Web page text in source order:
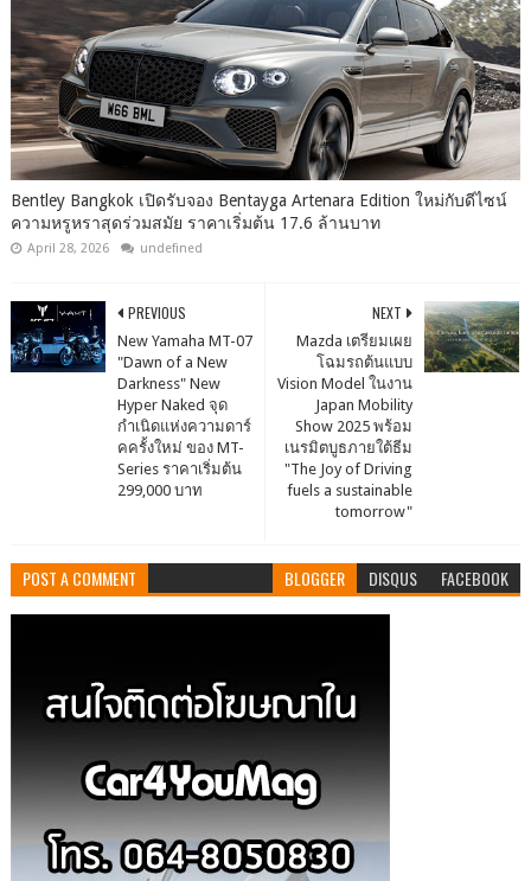
Bentley Bangkok เปิดรับจอง Bentayga Artenara Edition ใหม่กับดีไซน์
ความหรูหราสุดร่วมสมัย ราคาเริ่มต้น 17.6 ล้านบาท
April 28, 2026 undefined
NEXT
Mazda เตรียมเผย
โฉมรถต้นแบบ
Vision Model ในงาน
Japan Mobility
Show 2025 พร้อม
เนรมิตบูธภายใต้ธีม
"The Joy of Driving
fuels a sustainable
tomorrow"
PREVIOUS
New Yamaha MT-07
"Dawn of a New
Darkness" New
Hyper Naked จุด
กำเนิดแห่งความดาร์
คครั้งใหม่ ของ MT-
Series ราคาเริ่มต้น
299,000 บาท
POST A COMMENT BLOGGER DISQUS FACEBOOK